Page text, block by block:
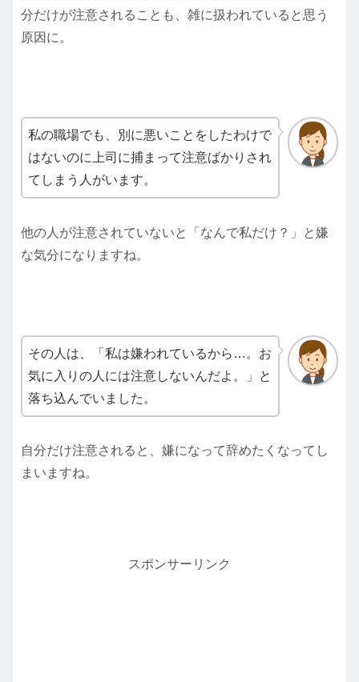
分だけが注意されることも、雑に扱われていると思う
原因に。
私の職場でも、別に悪いことをしたわけで
はないのに上司に捕まって注意ばかりされ
てしまう人がいます。
他の人が注意されていないと「なんで私だけ？」と嫌
な気分になりますね。
その人は、「私は嫌われているから…。お
気に入りの人には注意しないんだよ。」と
落ち込んでいました。
自分だけ注意されると、嫌になって辞めたくなってし
まいますね。
スポンサーリンク